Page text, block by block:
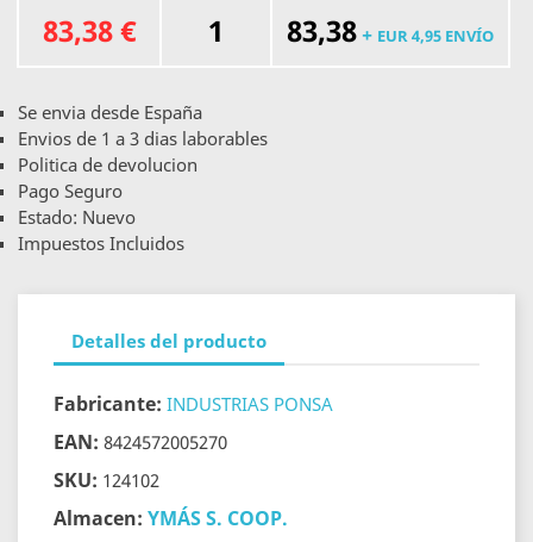
83,38 €
1 83,38+ EUR 4,95 ENVÍO
Se envia desde España
Envios de 1 a 3 dias laborables
Politica de devolucion
Pago Seguro
Estado: Nuevo
Impuestos Incluidos
Detalles del producto
Fabricante: INDUSTRIAS PONSA
EAN: 8424572005270
SKU: 124102
Almacen: YMÁS S. COOP.